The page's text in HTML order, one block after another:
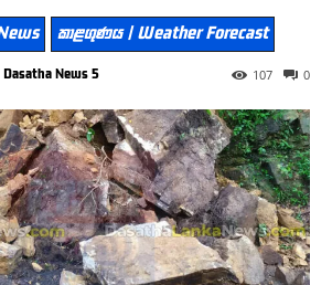
කාළගුණය | Weather Forecast
Dasatha News 5 0
107